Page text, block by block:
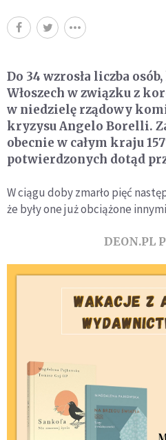
Do 34 wzrosła liczba
Włoszech w związku z
w niedzielę rządowy
kryzysu Angelo Borelli.
obecnie w całym kraju
potwierdzonych dotąd
W ciągu doby zmarło pięć
że były one już obciążone
DEON.PL